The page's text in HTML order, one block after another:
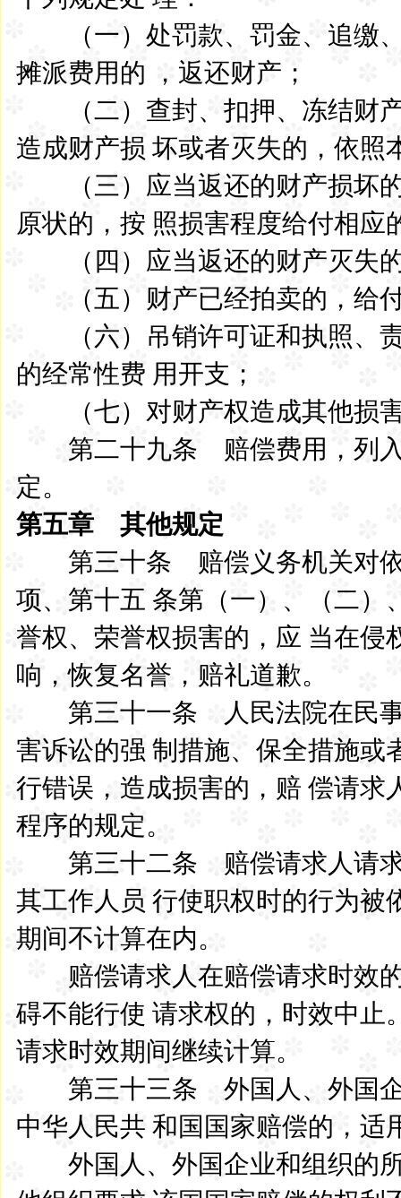
（一）处罚款、罚金、追缴、
摊派费用的 ，返还财产；
（二）查封、扣押、冻结财产
造成财产损 坏或者灭失的，依照
（三）应当返还的财产损坏的
原状的，按 照损害程度给付相应
（四）应当返还的财产灭失的
（五）财产已经拍卖的，给
（六）吊销许可证和执照、责
的经常性费 用开支；
（七）对财产权造成其他损害
第二十九条 赔偿费用，列入
定。
第五章 其他规定
第三十条 赔偿义务机关对依
项、第十五 条第（一）、（二）
誉权、荣誉权损害的，应 当在侵
响，恢复名誉，赔礼道歉。
第三十一条 人民法院在民事
害诉讼的强 制措施、保全措施或
行错误，造成损害的，赔 偿请求
程序的规定。
第三十二条 赔偿请求人请求
其工作人员 行使职权时的行为被
期间不计算在内。
赔偿请求人在赔偿请求时效的
碍不能行使 请求权的，时效中止
请求时效期间继续计算。
第三十三条 外国人、外国企
中华人民共 和国国家赔偿的，适
外国人、外国企业和组织的所